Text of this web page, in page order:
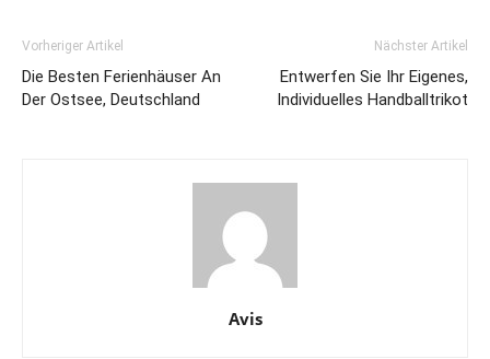
Vorheriger Artikel
Die Besten Ferienhäuser An
Der Ostsee, Deutschland
Nächster Artikel
Entwerfen Sie Ihr Eigenes,
Individuelles Handballtrikot
Avis